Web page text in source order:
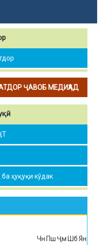
ҶАВОБ МЕДИҲАД
ҳуқуқи кӯдак
Чн Пш Ҷм ШбЯн